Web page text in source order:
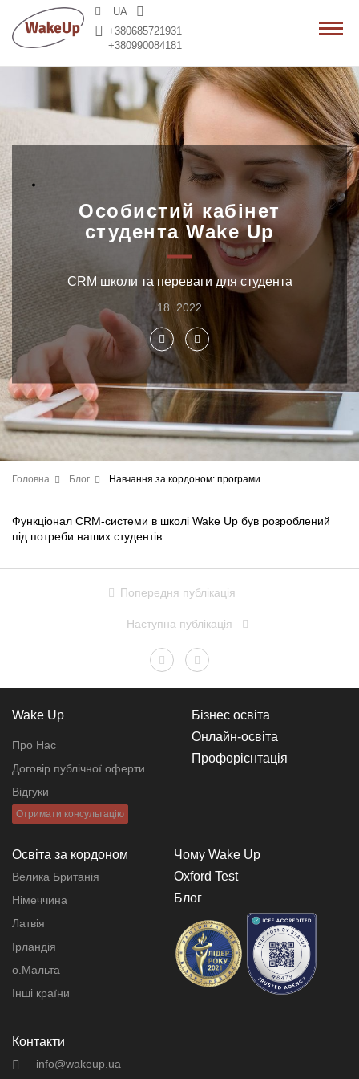
UA
+380685721931
+380990084181
Особистий кабінет
студента Wake Up
CRM школи та переваги для студента
18..2022
Головна Блог Навчання за кордоном: програми
Функціонал СRM-системи в школі Wake Up був розроблений
під потреби наших студентів.
Попередня публікація
Наступна публікація
Wake Up
Про Нас
Договір публічної оферти
Відгуки
Отримати консультацію
Бізнес освіта
Онлайн-освіта
Профорієнтація
Освіта за кордоном
Велика Британія
Німеччина
Латвія
Ірландія
о.Мальта
Інші країни
Чому Wake Up
Oxford Test
Блог
Контакти
info@wakeup.ua